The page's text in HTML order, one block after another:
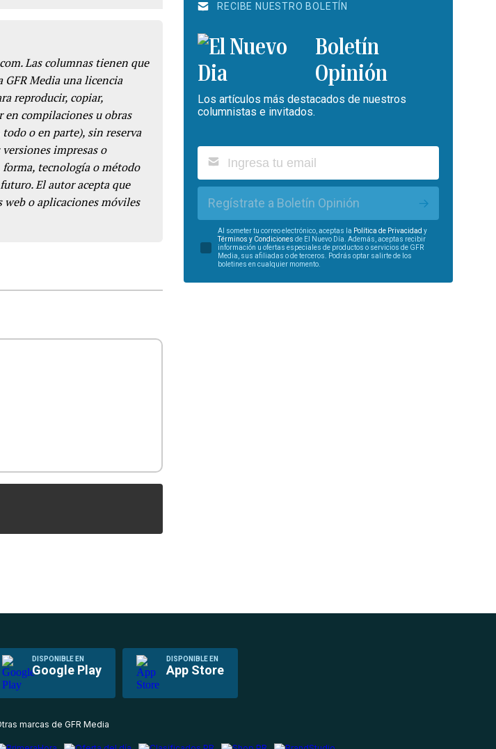
Las columnas tienen que
GFR Media una licencia
reproducir, copiar,
compilaciones u obras
o en parte), sin reserva
impresas o
tecnología o método
El autor acepta que
web o aplicaciones móviles
RECIBE NUESTRO BOLETÍN
Boletín
Opinión
Los artículos más destacados de nuestros
columnistas e invitados.
Regístrate a Boletín Opinión
Al someter tu correo electrónico, aceptas la Política de Privacidad y
Términos y Condiciones de El Nuevo Día. Además, aceptas recibir
información u ofertas especiales de productos o servicios de GFR
Media, sus afiliadas o de terceros. Podrás optar salirte de los
boletines en cualquier momento.
DISPONIBLE EN
Google Play
DISPONIBLE EN
App Store
marcas de GFR Media